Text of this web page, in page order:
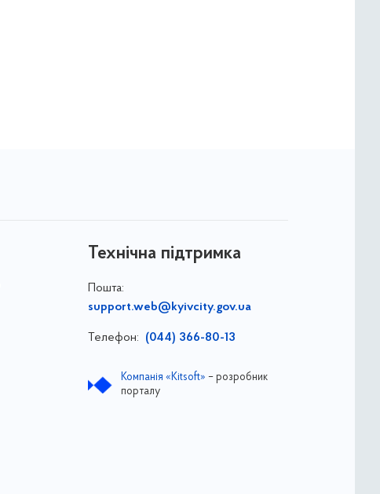
Технічна підтримка
Пошта:
support.web@kyivcity.gov.ua
Телефон: (044) 366-80-13
Компанія «Kitsoft» – розробник
порталу